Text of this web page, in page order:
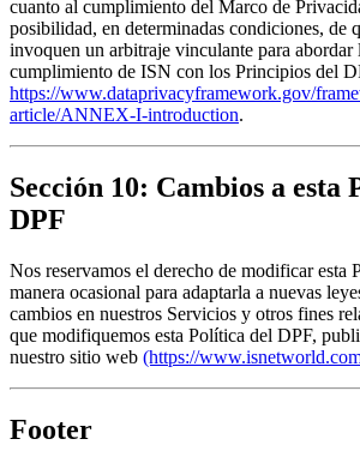
cuanto al cumplimiento del Marco de
posibilidad, en determinadas condiciones, de
invoquen un arbitraje vinculante para abordar
https://www.dataprivacyframework.gov/
article/ANNEX-I-introduction.
Sección 10: Cambios a esta
DPF
Nos reservamos el derecho de modificar esta
manera ocasional para adaptarla a nuevas
cambios en nuestros Servicios y otros fines
que modifiquemos esta Política del DPF,
nuestro sitio web (https://
Footer